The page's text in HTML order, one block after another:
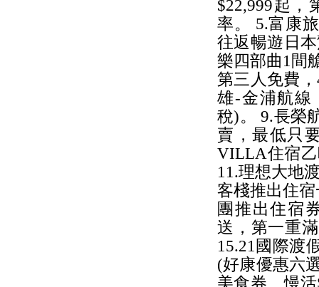
$22,999起，
率。 5.富康
往返暢遊日
樂四部曲1間
第三人免費
雄-金浦航線
稅)。 9.長榮
賣，最低只
VILLA住宿乙
11.理想大地
客棧推出住
團推出住宿
送，第一重
15.21國際渡
(好康優惠六
美食券、慢